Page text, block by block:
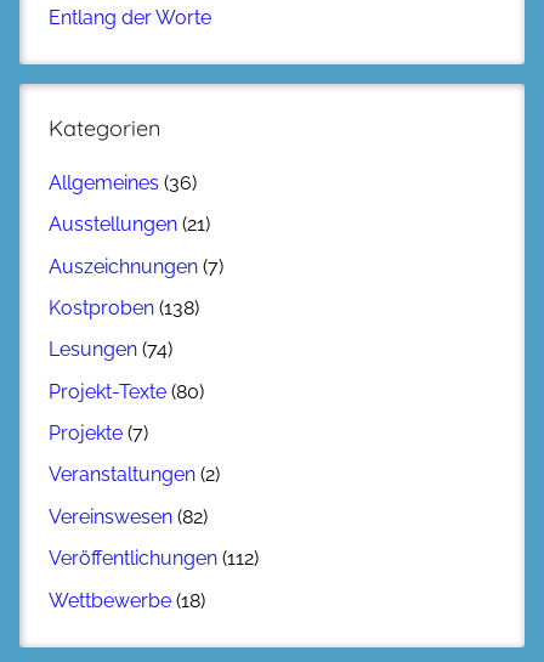
Entlang der Worte
Kategorien
Allgemeines (36)
Ausstellungen (21)
Auszeichnungen (7)
Kostproben (138)
Lesungen (74)
Projekt-Texte (80)
Projekte (7)
Veranstaltungen (2)
Vereinswesen (82)
Veröffentlichungen (112)
Wettbewerbe (18)